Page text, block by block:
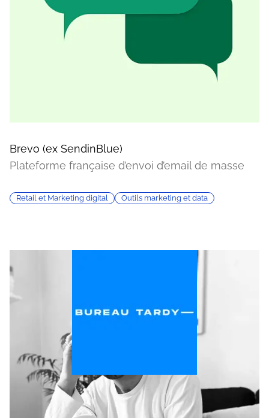
Brevo (ex SendinBlue)
Plateforme française d’envoi d’email de masse
Retail et Marketing digital Outils marketing et data